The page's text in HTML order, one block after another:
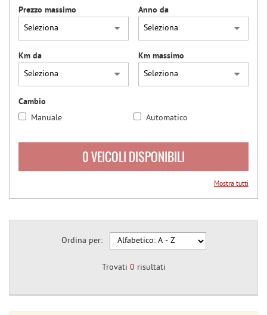
NEWS
AREA COMMERCIANTI
Prezzo massimo Anno da
Km da Km massimo
Cambio
Manuale
Automatico
0 VEICOLI DISPONIBILI
Mostra tutti
Ordina per:
Trovati 0 risultati
questi
strumenti
si
rimanda
policy.
Puoi
e
in